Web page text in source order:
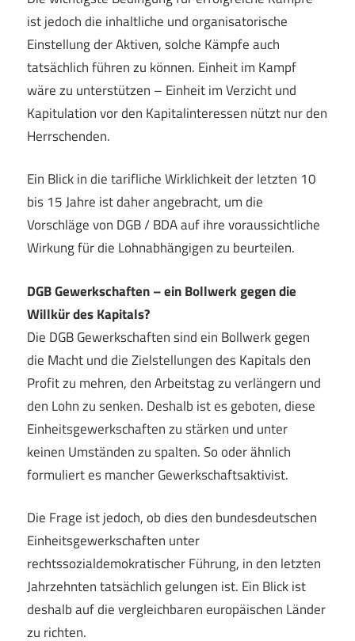
ist jedoch die inhaltliche und organisatorische
Einstellung der Aktiven, solche Kämpfe auch
tatsächlich führen zu können. Einheit im Kampf
wäre zu unterstützen – Einheit im Verzicht und
Kapitulation vor den Kapitalinteressen nützt nur den
Herrschenden.
Ein Blick in die tarifliche Wirklichkeit der letzten 10
bis 15 Jahre ist daher angebracht, um die
Vorschläge von DGB / BDA auf ihre voraussichtliche
Wirkung für die Lohnabhängigen zu beurteilen.
DGB Gewerkschaften – ein Bollwerk gegen die
Willkür des Kapitals?
Die DGB Gewerkschaften sind ein Bollwerk gegen
die Macht und die Zielstellungen des Kapitals den
Profit zu mehren, den Arbeitstag zu verlängern und
den Lohn zu senken. Deshalb ist es geboten, diese
Einheitsgewerkschaften zu stärken und unter
keinen Umständen zu spalten. So oder ähnlich
formuliert es mancher Gewerkschaftsaktivist.
Die Frage ist jedoch, ob dies den bundesdeutschen
Einheitsgewerkschaften unter
rechtssozialdemokratischer Führung, in den letzten
Jahrzehnten tatsächlich gelungen ist. Ein Blick ist
deshalb auf die vergleichbaren europäischen Länder
zu richten.